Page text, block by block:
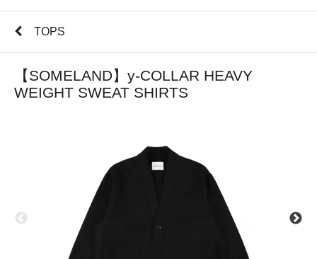
TOPS
【SOMELAND】y-COLLAR HEAVY
WEIGHT SWEAT SHIRTS